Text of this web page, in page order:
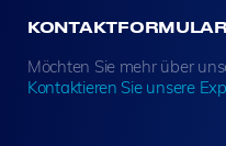
KONTAKTFORMULAR
Möchten Sie mehr über
Kontaktieren Sie unsere